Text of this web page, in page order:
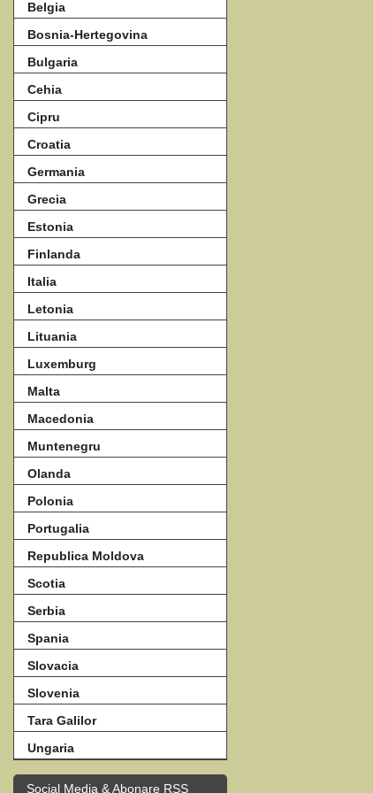
Belgia
Bosnia-Hertegovina
Bulgaria
Cehia
Cipru
Croatia
Germania
Grecia
Estonia
Finlanda
Italia
Letonia
Lituania
Luxemburg
Malta
Macedonia
Muntenegru
Olanda
Polonia
Portugalia
Republica Moldova
Scotia
Serbia
Spania
Slovacia
Slovenia
Tara Galilor
Ungaria
Social Media & Abonare RSS